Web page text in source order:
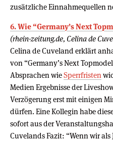
zusätzliche Einnahmequellen
6. Wie “Germany’s Next
(rhein-zeitung.de, Celina de
Celina de Cuveland erklärt
von “Germany’s Next
Absprachen wieSperrfristen
Medien Ergebnisse der
Verzögerung erst mit einigen
dürfen. Eine Kollegin habe
sofort aus der
Cuvelands Fazit: “Wenn wir